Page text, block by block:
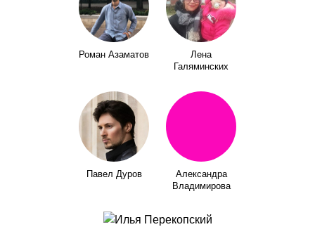
Роман Азаматов
Лена
Галяминских
Павел Дуров
Александра
Владимирова